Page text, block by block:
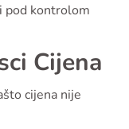
pod kontrolom
Cijena
cijena nije